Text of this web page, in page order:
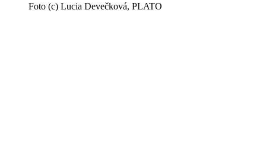
Foto (c) Lucia Devečková, PLATO